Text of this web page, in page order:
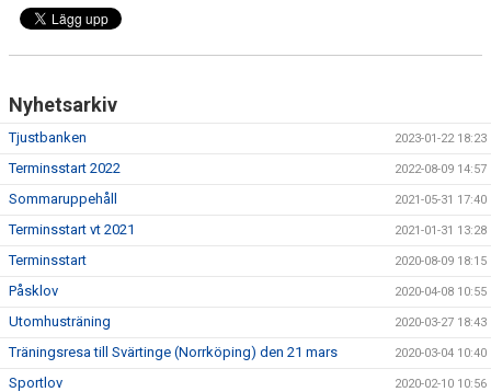
Nyhetsarkiv
Tjustbanken 2023-01-22 18:23
Terminsstart 2022 2022-08-09 14:57
Sommaruppehåll 2021-05-31 17:40
Terminsstart vt 2021 2021-01-31 13:28
Terminsstart 2020-08-09 18:15
Påsklov 2020-04-08 10:55
Utomhusträning 2020-03-27 18:43
Träningsresa till Svärtinge (Norrköping) den 21 mars 2020-03-04 10:40
Sportlov 2020-02-10 10:56